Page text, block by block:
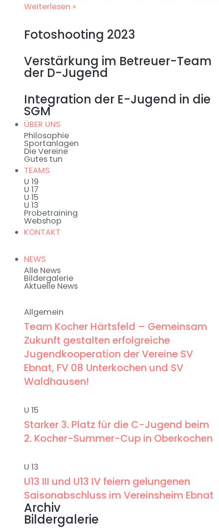
Weiterlesen »
Fotoshooting 2023
Verstärkung im Betreuer-Team
der D-Jugend
Integration der E-Jugend in die
SGM
ÜBER UNS
Philosophie
Sportanlagen
Die Vereine
Gutes tun
TEAMS
U 19
U 17
U 15
U 13
Probetraining
Webshop
KONTAKT
NEWS
Alle News
Bildergalerie
Aktuelle News
Allgemein
Team Kocher Härtsfeld – Gemeinsam
Zukunft gestalten erfolgreiche
Jugendkooperation der Vereine SV
Ebnat, FV 08 Unterkochen und SV
Waldhausen!
U 15
Starker 3. Platz für die C-Jugend beim
2. Kocher-Summer-Cup in Oberkochen
U 13
U13 III und U13 IV feiern gelungenen
Saisonabschluss im Vereinsheim Ebnat
Archiv
Bildergalerie